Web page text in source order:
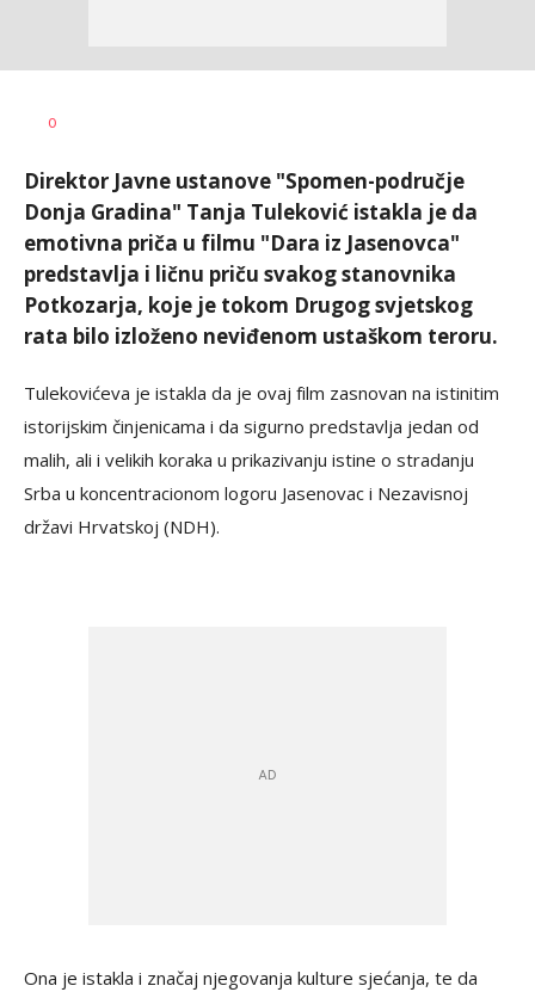
AUTOR
0
Direktor Javne ustanove "Spomen-područje
Donja Gradina" Tanja Tuleković istakla je da
emotivna priča u filmu "Dara iz Jasenovca"
predstavlja i ličnu priču svakog stanovnika
Potkozarja, koje je tokom Drugog svjetskog
rata bilo izloženo neviđenom ustaškom teroru.
Tulekovićeva je istakla da je ovaj film zasnovan na istinitim
istorijskim činjenicama i da sigurno predstavlja jedan od
malih, ali i velikih koraka u prikazivanju istine o stradanju
Srba u koncentracionom logoru Jasenovac i Nezavisnoj
državi Hrvatskoj (NDH).
Ona je istakla i značaj njegovanja kulture sjećanja, te da